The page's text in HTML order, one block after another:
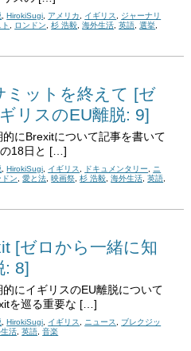
, HirokiSugi, アメリカ, イギリス, ジャーナリ
, ロンドン,杉 浩毅,海外生活,英語,選挙,
ミットを終えて [ゼ
リスのEU離脱: 9]
にBrexitについて記事を書いて
の18日と […]
, HirokiSugi, イギリス, ドキュメンタリー, ニ
ドン,愛と法,映画祭,杉 浩毅,海外生活,英語,
[ゼロから一緒に知
: 8]
にイギリスのEU離脱について
を巡る重要な […]
, HirokiSugi, イギリス, ニュース, ブレクジッ
活,英語,音楽